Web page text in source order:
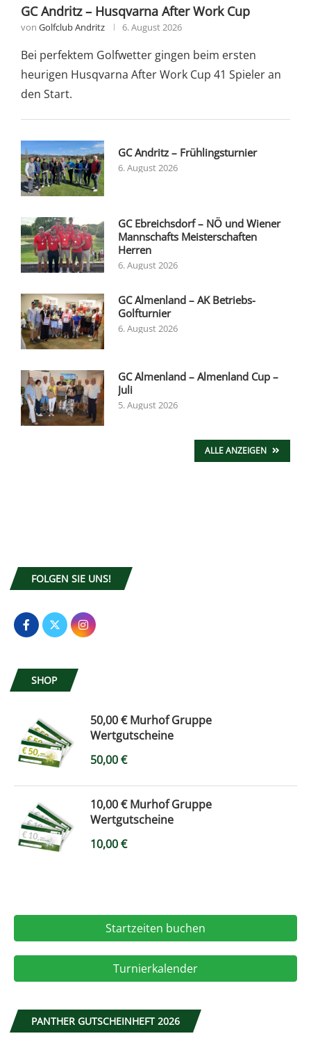
GC Andritz – Husqvarna After Work Cup
von Golfclub Andritz 6. August 2026
Bei perfektem Golfwetter gingen beim ersten
heurigen Husqvarna After Work Cup 41 Spieler an
den Start.
GC Andritz – Frühlingsturnier
6. August 2026
GC Ebreichsdorf – NÖ und Wiener
Mannschafts Meisterschaften
Herren
6. August 2026
GC Almenland – AK Betriebs-
Golfturnier
6. August 2026
GC Almenland – Almenland Cup –
Juli
5. August 2026
ALLE ANZEIGEN
FOLGEN SIE UNS!
SHOP
50,00 € Murhof Gruppe
Wertgutscheine
50,00€
10,00 € Murhof Gruppe
Wertgutscheine
10,00€
Startzeiten buchen
Turnierkalender
PANTHER GUTSCHEINHEFT 2026